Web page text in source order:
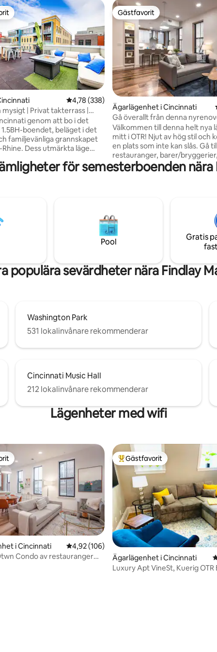
betyg, 884 omdömen4,78 av 5 i genomsnittligt betyg, 338
4,78 (338)
mysigt | Privat takterrass |
genom att bo i det
1.5BH-boendet, beläget i det
familjevänliga grannskapet
Dess utmärkta läge
det ger snabb tillgång till
butikerna,
utrustat kök ✔ Open Design
takterrass ✔ Tvättmaskin
✔ Höghastighets-wifi ✔
Gästfavorit
Gästfavorit
Ägarlägenhet i Cincinnati
Gå överallt från denna
lägenhet
Välkommen till denna helt nya
mitt i OTR! Njut av hög stil och
en plats som inte kan slås. Gå
restauranger, barer/bryggerier,
shopping och underhållning —
några steg bort! 3 kvarter till
(GRATIS) ligger bara några
en 3,6 miles slinga till stora
sysselsättningscentra,
företag. Offentlig parkering
vid behov.
för semesterboenden nära
Pool
Gratis
populära sevärdheter nära Findlay
Washington Park
531 lokalinvånare rekommenderar
Cincinnati Music Hall
212 lokalinvånare rekommenderar
Lägenheter med wifi
1 093 omdömen
i Cincinnati 4,92 av 5 i genomsnittligt betyg, 106
4,92 (106)
Condo av restauranger
Populär gästfavorit
Gästfavorit
Ägarlägenhet i Cincinnati
Luxury Apt VineSt, Kuerig OTR